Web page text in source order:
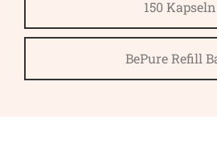
150 Kapseln
BePure Refill